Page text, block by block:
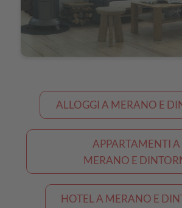
ALLOGGI A MERANO E
APPARTAMENTI A
MERANO E
HOTEL A MERANO E